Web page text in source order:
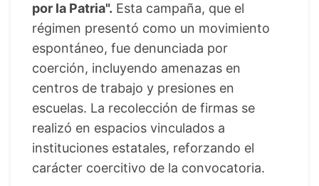
por la Patria". Esta campaña, que el
régimen presentó como un movimiento
espontáneo, fue denunciada por
coerción, incluyendo amenazas en
centros de trabajo y presiones en
escuelas. La recolección de firmas se
realizó en espacios vinculados a
instituciones estatales, reforzando el
carácter coercitivo de la convocatoria.